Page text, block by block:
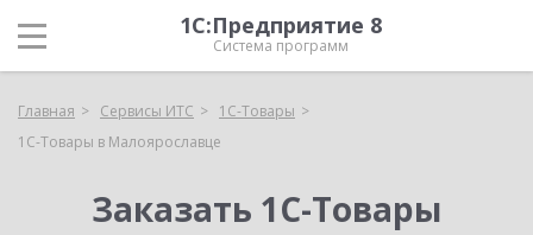
1С:Предприятие 8
Система программ
Главная Сервисы ИТС
1С-Товары
1С-Товары в Малоярославце
Заказать 1С-Товары